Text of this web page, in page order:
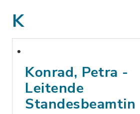
K
Konrad, Petra -
Leitende
Standesbeamtin